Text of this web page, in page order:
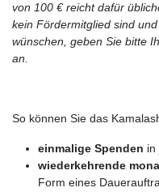
von 100 € reicht dafür
kein Fördermitglied sind
wünschen, geben Sie bitte
an.
So können Sie das
einmalige Spenden in
wiederkehrende
Form eines